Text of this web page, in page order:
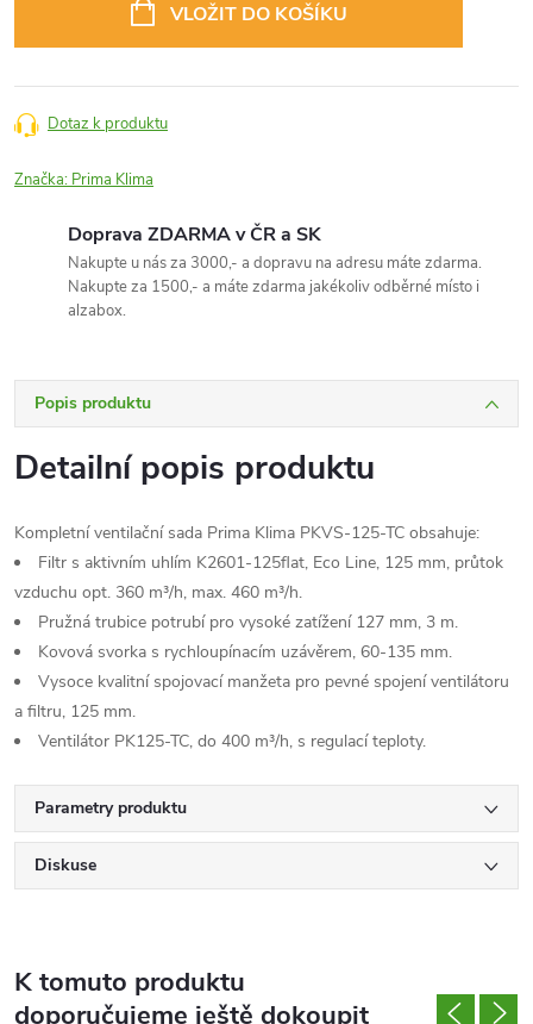
VLOŽIT DO KOŠÍKU
Dotaz k produktu
Značka: Prima Klima
Doprava ZDARMA v ČR a SK
Nakupte u nás za 3000,- a dopravu na adresu máte zdarma.
Nakupte za 1500,- a máte zdarma jakékoliv odběrné místo i
alzabox.
Popis produktu
Detailní popis produktu
Kompletní ventilační sada Prima Klima PKVS-125-TC obsahuje:
Filtr s aktivním uhlím K2601-125flat, Eco Line, 125 mm, průtok
vzduchu opt. 360 m³/h, max. 460 m³/h.
Pružná trubice potrubí pro vysoké zatížení 127 mm, 3 m.
Kovová svorka s rychloupínacím uzávěrem, 60-135 mm.
Vysoce kvalitní spojovací manžeta pro pevné spojení ventilátoru
a filtru, 125 mm.
Ventilátor PK125-TC, do 400 m³/h, s regulací teploty.
Parametry produktu
Diskuse
K tomuto produktu
doporučujeme ještě dokoupit